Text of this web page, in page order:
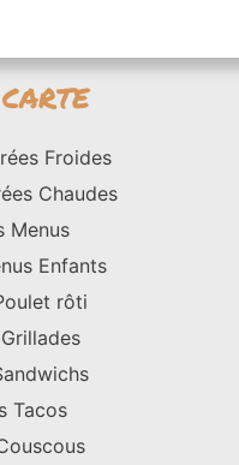
Froides
Chaudes
Menus
Enfants
rôti
Tacos